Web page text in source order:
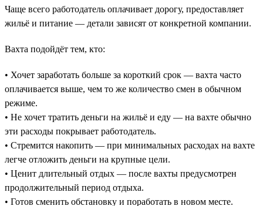
Чаще всего работодатель оплачивает дорогу, предоставляет
жильё и питание — детали зависят от конкретной компании.
Вахта подойдёт тем, кто:
• Хочет заработать больше за короткий срок — вахта часто
оплачивается выше, чем то же количество смен в обычном
режиме.
• Не хочет тратить деньги на жильё и еду — на вахте обычно
эти расходы покрывает работодатель.
• Стремится накопить — при минимальных расходах на вахте
легче отложить деньги на крупные цели.
• Ценит длительный отдых — после вахты предусмотрен
продолжительный период отдыха.
• Готов сменить обстановку и поработать в новом месте.